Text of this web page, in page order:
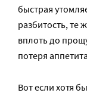
быстрая
разбитость, те
вплоть до
потеря
Вот если хотя